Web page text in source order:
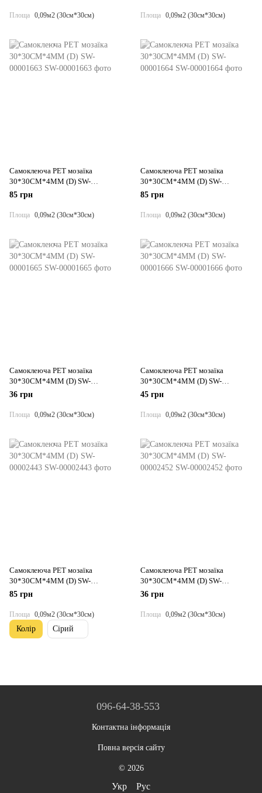
Площа 0,09м2 (30см*30см) Площа 0,09м2 (30см*30см)
Самоклеюча PET мозаїка
30*30CM*4MM (D) SW-
00001663
85 грн
Площа 0,09м2 (30см*30см)
Самоклеюча PET мозаїка
30*30CM*4MM (D) SW-
00001664
85 грн
Площа 0,09м2 (30см*30см)
Самоклеюча PET мозаїка
30*30CM*4MM (D) SW-
00001665
36 грн
Площа 0,09м2 (30см*30см)
Самоклеюча PET мозаїка
30*30CM*4MM (D) SW-
00001666
45 грн
Площа 0,09м2 (30см*30см)
Самоклеюча PET мозаїка
30*30CM*4MM (D) SW-
00002443
85 грн
Площа 0,09м2 (30см*30см)
Самоклеюча PET мозаїка
30*30CM*4MM (D) SW-
00002452
36 грн
Площа 0,09м2 (30см*30см)
Колір Сірий
096-64-38-553
Контактна інформація
Повна версія сайту
© 2026
Укр Рус